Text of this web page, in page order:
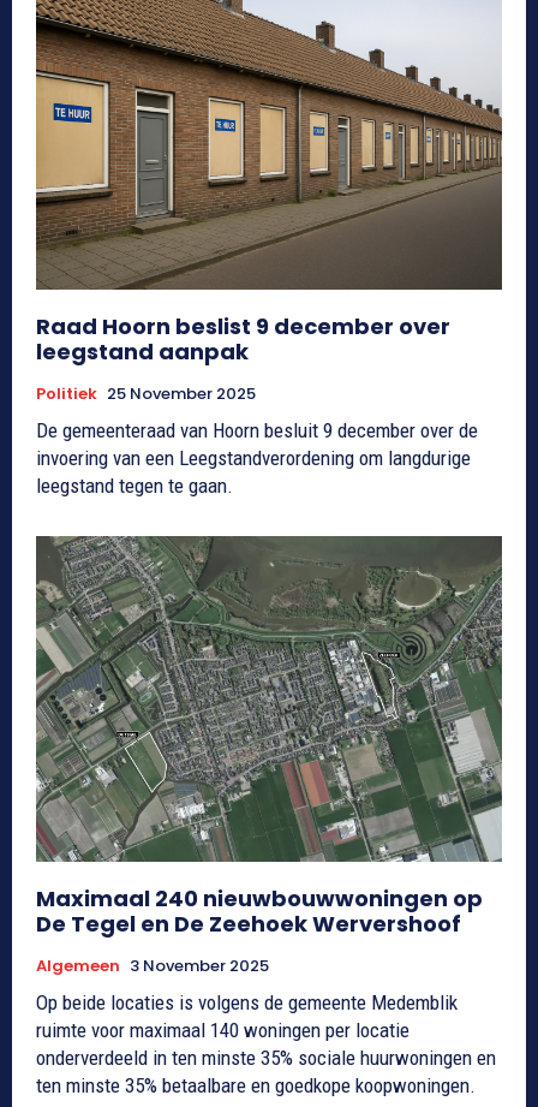
Raad Hoorn beslist 9 december over
leegstand aanpak
Politiek 25 November 2025
De gemeenteraad van Hoorn besluit 9 december over de
invoering van een Leegstandverordening om langdurige
leegstand tegen te gaan.
Maximaal 240 nieuwbouwwoningen op
De Tegel en De Zeehoek Wervershoof
Algemeen 3 November 2025
Op beide locaties is volgens de gemeente Medemblik
ruimte voor maximaal 140 woningen per locatie
onderverdeeld in ten minste 35% sociale huurwoningen en
ten minste 35% betaalbare en goedkope koopwoningen.